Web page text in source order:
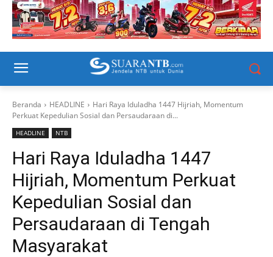
Beranda HEADLINE
Hari Raya Iduladha 1447 Hijriah, Momentum
Perkuat Kepedulian Sosial dan Persaudaraan di...
HEADLINE NTB
Hari Raya Iduladha 1447
Hijriah, Momentum Perkuat
Kepedulian Sosial dan
Persaudaraan di Tengah
Masyarakat